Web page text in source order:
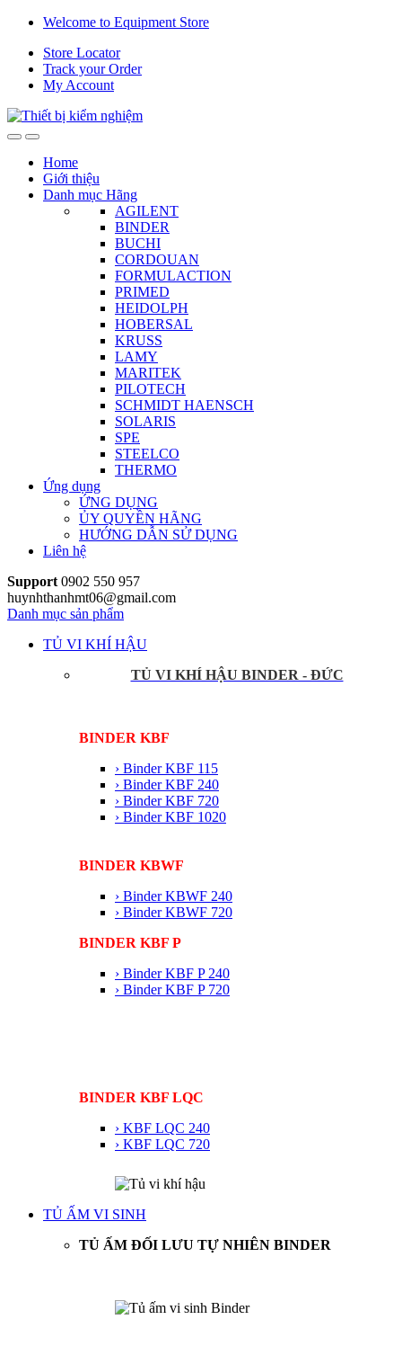
Skip
navigation
Skip
content
Welcome to Equipment Store
Store Locator
Track your Order
My Account
Home
Giới thiệu
Danh mục Hãng
AGILENT
BINDER
BUCHI
CORDOUAN
FORMULACTION
PRIMED
HEIDOLPH
HOBERSAL
KRUSS
LAMY
MARITEK
PILOTECH
SCHMIDT HAENSCH
SOLARIS
SPE
STEELCO
THERMO
Ứng dụng
ỨNG DỤNG
ỦY QUYỀN HÃNG
HƯỚNG DẪN SỬ DỤNG
Liên hệ
Support 0902 550 957
huynhthanhmt06@gmail.com
Danh mục sản phẩm
TỦ VI KHÍ HẬU
TỦ VI KHÍ HẬU BINDER - ĐỨC
BINDER KBF
› Binder KBF 115
› Binder KBF 240
› Binder KBF 720
› Binder KBF 1020
BINDER KBWF
› Binder KBWF 240
› Binder KBWF 720
BINDER KBF P
› Binder KBF P 240
› Binder KBF P 720
BINDER KBF LQC
› KBF LQC 240
› KBF LQC 720
TỦ ẤM VI SINH
TỦ ẤM ĐỐI LƯU TỰ NHIÊN BINDER